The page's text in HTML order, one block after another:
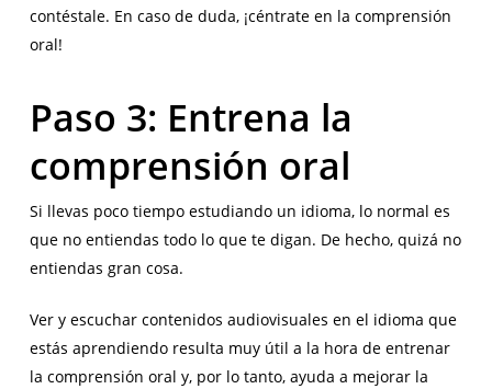
contéstale. En caso de duda, ¡céntrate en la comprensión
oral!
Paso 3: Entrena la
comprensión oral
Si llevas poco tiempo estudiando un idioma, lo normal es
que no entiendas todo lo que te digan. De hecho, quizá no
entiendas gran cosa.
Ver y escuchar contenidos audiovisuales en el idioma que
estás aprendiendo resulta muy útil a la hora de entrenar
la comprensión oral y, por lo tanto, ayuda a mejorar la